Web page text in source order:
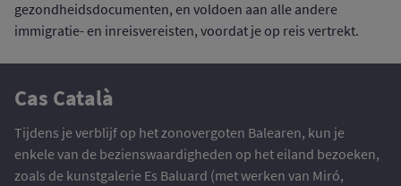
gezondheidsdocumenten, en voldoen aan alle andere
immigratie- en inreisvereisten, voordat je op reis vertrekt.
Cas Català
Tijdens je verblijf op het zonovergoten Balearen, kun je
enkele van de bezienswaardigheden op het eiland bezoeken,
zoals de kunstgalerie Es Baluard (met werken van Miró,